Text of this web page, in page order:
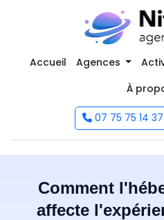
Accueil Agences
À
07 75 75 14 37
Comment
affecte